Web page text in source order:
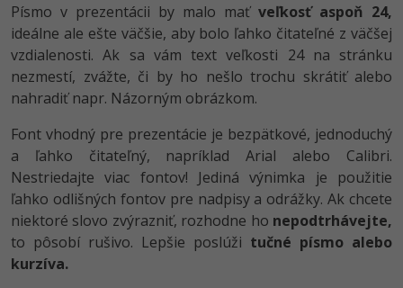
Písmo v prezentácii by malo mať veľkosť aspoň 24,
ideálne ale ešte väčšie, aby bolo ľahko čitateľné z väčšej
vzdialenosti. Ak sa vám text veľkosti 24 na stránku
nezmestí, zvážte, či by ho nešlo trochu skrátiť alebo
nahradiť napr. Názorným obrázkom.
Font vhodný pre prezentácie je bezpätkové, jednoduchý
a ľahko čitateľný, napríklad Arial alebo Calibri.
Nestriedajte viac fontov! Jediná výnimka je použitie
ľahko odlišných fontov pre nadpisy a odrážky. Ak chcete
niektoré slovo zvýrazniť, rozhodne ho nepodtrhávejte,
to pôsobí rušivo. Lepšie poslúži tučné písmo alebo
kurzíva.